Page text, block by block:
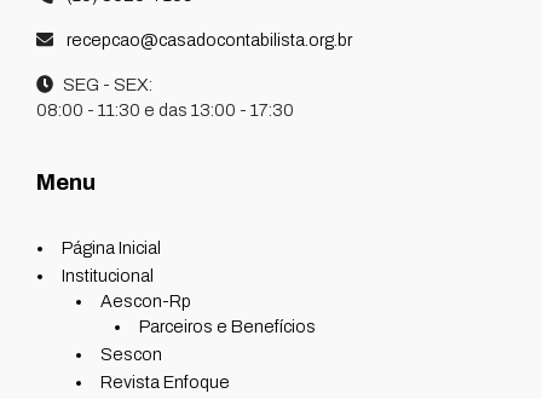
recepcao@casadocontabilista.org.br
SEG - SEX:
08:00 - 11:30 e das 13:00 - 17:30
Menu
Página Inicial
Institucional
Aescon-Rp
Parceiros e Benefícios
Sescon
Revista Enfoque